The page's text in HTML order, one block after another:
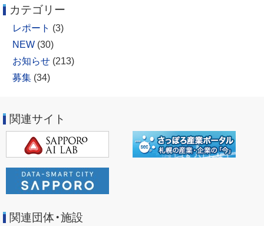
カテゴリー
レポート (3)
NEW (30)
お知らせ (213)
募集 (34)
関連サイト
関連団体・施設